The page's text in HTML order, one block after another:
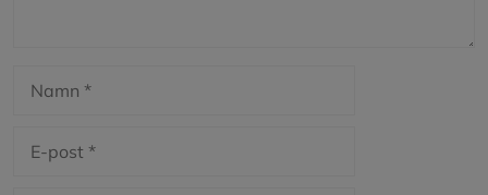
post